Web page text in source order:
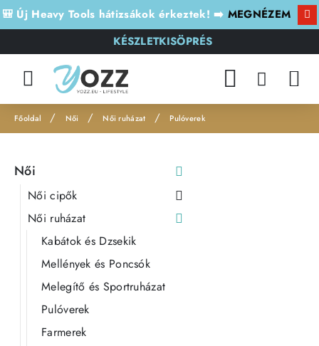
🎒 Új Heavy Tools hátizsákok érkeztek! ➡️ MEGNÉZEM
KÉSZLETKISÖPRÉS
h
m
Női Női ruházat Pulóverek
Női
Női cipők
Női ruházat
Kabátok és Dzsekik
Mellények és Poncsók
Melegítő és Sportruházat
Pulóverek
Farmerek